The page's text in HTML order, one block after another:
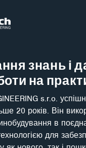
знань і
на
s.r.o.
20 років. Він
в
для